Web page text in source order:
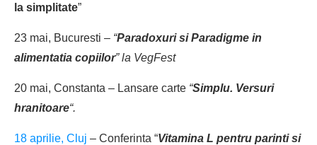
la simplitate”
23 mai, Bucuresti – “Paradoxuri si Paradigme in
alimentatia copiilor” la VegFest
20 mai, Constanta – Lansare carte “Simplu. Versuri
hranitoare“.
18 aprilie, Cluj – Conferinta “Vitamina L pentru parinti si